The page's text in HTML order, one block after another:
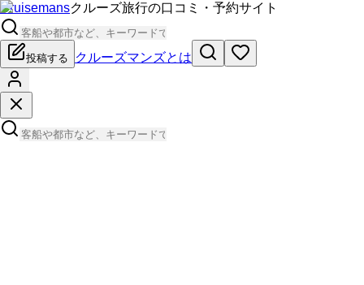
Cruisemansクルーズ旅行の口コミ・予約サイト
投稿する クルーズマンズとは